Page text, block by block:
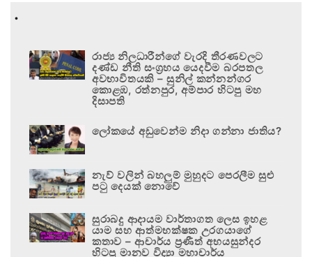
.
රාජ්‍ය නිලධාරීන්ගේ වැරදි තීරණවලට
දණ්ඩ නීති සංග්‍රහය යෙදවීම බරපතල
අවභාවිතයකි – සුනිල් කන්නන්ගර
කොළඹ, රත්නපුර, අම්පාර හිටපු මහ
දිසාපති
ලෝකයේ අඩුවෙන්ම නිදා ගන්නා ජාතිය?
නැව් වලින් බහලුම් මුහුදට පෙරලීම සුළු
පටු දෙයක් නොවේ
සුරාබදු ආදායම වාර්තාගත ලෙස ඉහළ
යාම සහ ආත්මභක්ෂක උරගයාගේ
කතාව – ආචාර්ය ප්‍රණීත් අභයසුන්දර
හිටපු මානව විද්‍යා මහාචාර්ය